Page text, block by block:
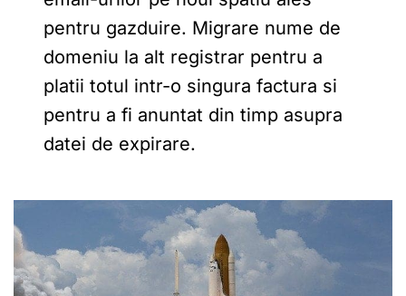
pentru gazduire. Migrare nume de
domeniu la alt registrar pentru a
platii totul intr-o singura factura si
pentru a fi anuntat din timp asupra
datei de expirare.